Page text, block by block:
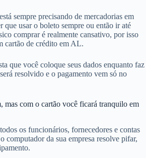
sempre precisando de mercadorias em
que usar o boleto sempre ou então ir até
comprar é realmente cansativo, por isso
cartão de crédito em AL.
que você coloque seus dados enquanto faz
resolvido e o pagamento vem só no
mas com o cartão você ficará tranquilo em
os funcionários, fornecedores e contas
computador da sua empresa resolve pifar,